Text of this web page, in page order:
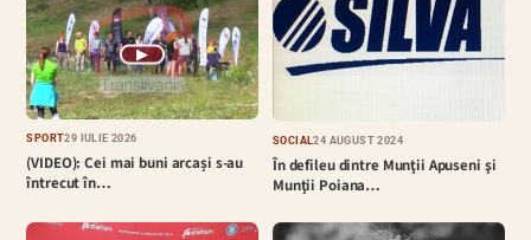
▶
SPORT29 IULIE 2026
(VIDEO): Cei mai buni arcași s-au
întrecut în…
SOCIAL24 AUGUST 2024
În defileu dintre Munţii Apuseni şi
Munţii Poiana…